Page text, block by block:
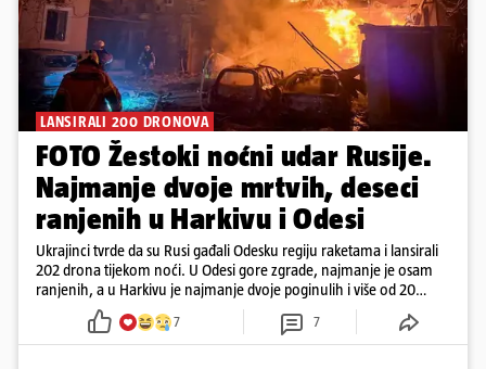
LANSIRALI 200 DRONOVA
FOTO Žestoki noćni udar Rusije.
Najmanje dvoje mrtvih, deseci
ranjenih u Harkivu i Odesi
Ukrajinci tvrde da su Rusi gađali Odesku regiju raketama i lansirali
202 drona tijekom noći. U Odesi gore zgrade, najmanje je osam
ranjenih, a u Harkivu je najmanje dvoje poginulih i više od 20
ranjenih. Jedan projektil raznio je nekoliko katova zgrade.
7 7